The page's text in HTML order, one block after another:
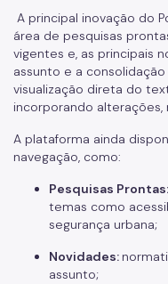
A principal inovação do
área de pesquisas
vigentes e, as principais
assunto e a
visualização direta do
incorporando
A plataforma ainda
navegação, como:
Pesquisas Prontas:
temas como
segurança urbana;
Novidades:
assunto;